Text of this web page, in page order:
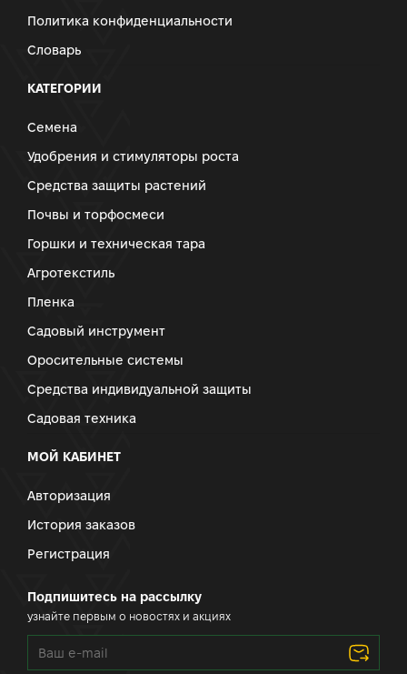
Политика конфиденциальности
Словарь
КАТЕГОРИИ
Семена
Удобрения и стимуляторы роста
Средства защиты растений
Почвы и торфосмеси
Горшки и техническая тара
Агротекстиль
Пленка
Садовый инструмент
Оросительные системы
Средства индивидуальной защиты
Садовая техника
МОЙ КАБИНЕТ
Авторизация
История заказов
Регистрация
Подпишитесь на рассылку
узнайте первым о новостях и акциях